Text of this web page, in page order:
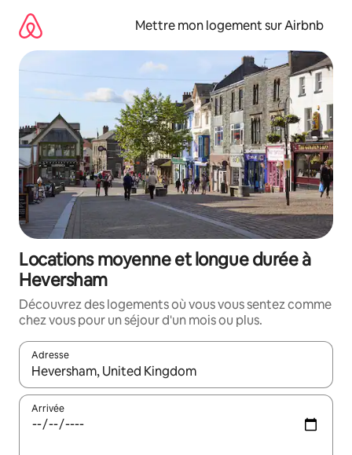
directement
contenu
Mettre mon logement sur Airbnb
Locations moyenne et longue durée à
Heversham
Découvrez des logements où vous vous sentez comme
chez vous pour un séjour d'un mois ou plus.
Adresse
Lorsque les résultats s'affichent, utilisez les flèches vers le
Arrivée